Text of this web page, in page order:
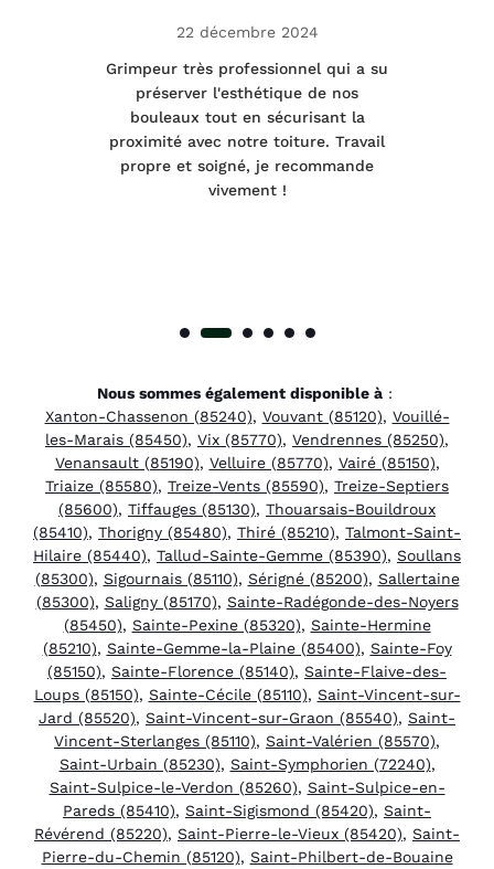
22 décembre 2024
Grimpeur très professionnel qui a su
préserver l'esthétique de nos
bouleaux tout en sécurisant la
proximité avec notre toiture. Travail
propre et soigné, je recommande
vivement !
Nous sommes également disponible à:
Xanton-Chassenon (85240), Vouvant (85120), Vouillé-
les-Marais (85450), Vix (85770), Vendrennes (85250),
Venansault (85190), Velluire (85770), Vairé (85150),
Triaize (85580), Treize-Vents (85590), Treize-Septiers
(85600), Tiffauges (85130), Thouarsais-Bouildroux
(85410), Thorigny (85480), Thiré (85210), Talmont-Saint-
Hilaire (85440), Tallud-Sainte-Gemme (85390), Soullans
(85300), Sigournais (85110), Sérigné (85200), Sallertaine
(85300), Saligny (85170), Sainte-Radégonde-des-Noyers
(85450), Sainte-Pexine (85320), Sainte-Hermine
(85210), Sainte-Gemme-la-Plaine (85400), Sainte-Foy
(85150), Sainte-Florence (85140), Sainte-Flaive-des-
Loups (85150), Sainte-Cécile (85110), Saint-Vincent-sur-
Jard (85520), Saint-Vincent-sur-Graon (85540), Saint-
Vincent-Sterlanges (85110), Saint-Valérien (85570),
Saint-Urbain (85230), Saint-Symphorien (72240),
Saint-Sulpice-le-Verdon (85260), Saint-Sulpice-en-
Pareds (85410), Saint-Sigismond (85420), Saint-
Révérend (85220), Saint-Pierre-le-Vieux (85420), Saint-
Pierre-du-Chemin (85120), Saint-Philbert-de-Bouaine